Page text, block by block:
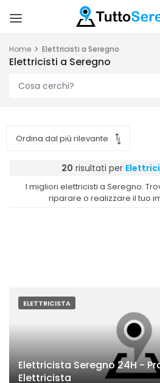
Home Elettricisti a Seregno
Elettricisti a Seregno
20 risultati per
I migliori elettricisti a Seregno.
riparare o realizzare il tuo
ELETTRICISTA
Elettricista Seregno 24H -
Elettricista